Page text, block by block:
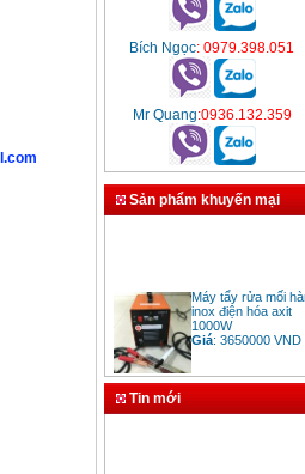
Bích Ngọc: 0979.398.051
Mr Quang:0936.132.359
Sản phẩm khuyến mại
Máy tẩy rửa mối hàn
inox điện hóa axit
1000W
Giá:3650000
Tin mới